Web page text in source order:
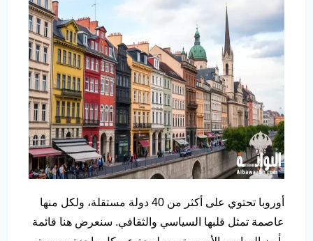
أوروبا تحتوي على أكثر من 40 دولة مستقلة، ولكل منها
عاصمة تمثل قلبها السياسي والثقافي. سنعرض هنا قائمة